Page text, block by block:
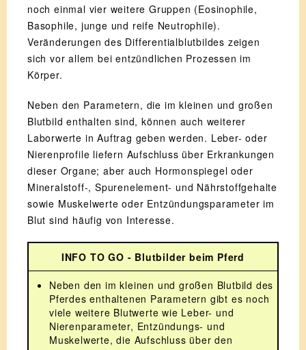
noch einmal vier weitere Gruppen (Eosinophile,
Basophile, junge und reife Neutrophile).
Veränderungen des Differentialblutbildes zeigen
sich vor allem bei entzündlichen Prozessen im
Körper.
Neben den Parametern, die im kleinen und großen
Blutbild enthalten sind, können auch weiterer
Laborwerte in Auftrag geben werden. Leber- oder
Nierenprofile liefern Aufschluss über Erkrankungen
dieser Organe; aber auch Hormonspiegel oder
Mineralstoff-, Spurenelement- und Nährstoffgehalte
sowie Muskelwerte oder Entzündungsparameter im
Blut sind häufig von Interesse.
INFO TO GO - Blutbilder beim Pferd
Neben den im kleinen und großen Blutbild des
Pferdes enthaltenen Parametern gibt es noch
viele weitere Blutwerte wie Leber- und
Nierenparameter, Entzündungs- und
Muskelwerte, die Aufschluss über den